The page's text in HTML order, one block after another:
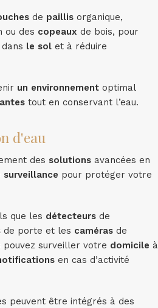
de paillis organique,
ou des copeaux de bois, pour
dans le sol et à réduire
un environnement optimal
tout en conservant l’eau.
d'eau
des solutions avancées en
surveillance pour protéger votre
que les détecteurs de
de porte et les caméras de
pouvez surveiller votre domicile à
en cas d’activité
peuvent être intégrés à des